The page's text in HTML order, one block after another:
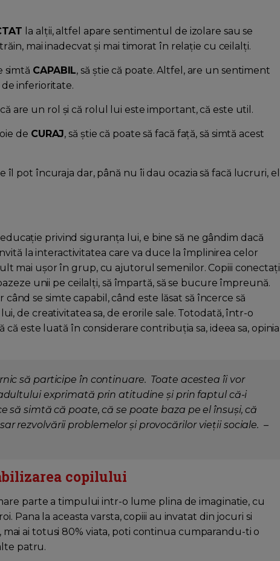
la alții, altfel apare sentimentul de izolare sau se
mai inadecvat și mai timorat în relație cu ceilalți.
simtă CAPABIL, să știe că poate. Altfel, are un sentiment
inferioritate.
are un rol și că rolul lui este important, că este util.
de CURAJ, să știe că poate să facă față, să simtă acest
pot încuraja dar, până nu îi dau ocazia să facă lucruri, el
privind siguranța lui, e bine să ne gândim dacă
la interactivitatea care va duce la împlinirea celor
mai ușor în grup, cu ajutorul semenilor. Copiii conectați
unii pe ceilalți, să împartă, să se bucure împreună.
se simte capabil, când este lăsat să încerce să
de creativitatea sa, de erorile sale. Totodată, într-o
este luată în considerare contribuția sa, ideea sa, opinia
să participe în continuare. Toate acestea îi vor
exprimată prin atitudine și prin faptul că-i
să simtă că poate, că se poate baza pe el însuși, că
rezvolvării problemelor și provocărilor vieții sociale. –
copilului
parte a timpului intr-o lume plina de imaginatie, cu
Pana la aceasta varsta, copiii au invatat din jocuri si
mai ai totusi 80% viata, poti continua cumparandu-ti o
patru.